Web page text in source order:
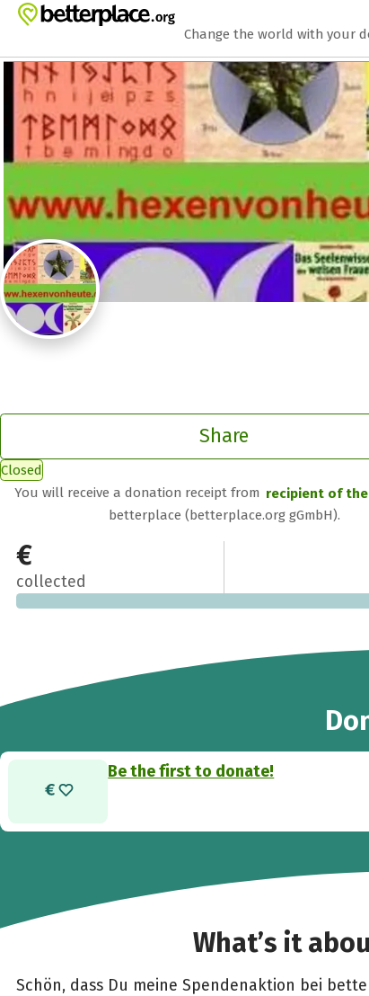
Zum Hauptinhalt springen
Erklärung zur Barrierefreiheit anzeigen
Change the world with your
Share
Closed
You will receive a donation receipt from recipient of
betterplace (betterplace.org gGmbH).
€0
collected
Be the first to donate!
What’s it
Schön, dass Du meine Spendenaktion bei